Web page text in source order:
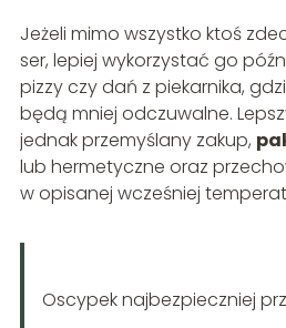
Jeżeli mimo wszystko ktoś
ser, lepiej wykorzystać go
pizzy czy dań z piekarnika,
będą mniej odczuwalne.
jednak przemyślany zakup,
lub hermetyczne oraz
w opisanej wcześniej
Oscypek najbezpieczniej